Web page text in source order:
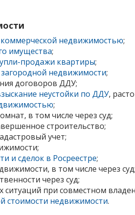
недвижимостью;
имущества;
продажи квартиры;
недвижимости;
договоров ДДУ;
неустойки по ДДУ,
;
в том числе через суд;
строительство;
учет;
и сделок в Росреестре;
в том числе через суд;
через суд;
ситуаций при совместном
стоимости недвижимости.